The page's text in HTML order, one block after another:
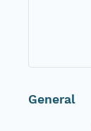
General